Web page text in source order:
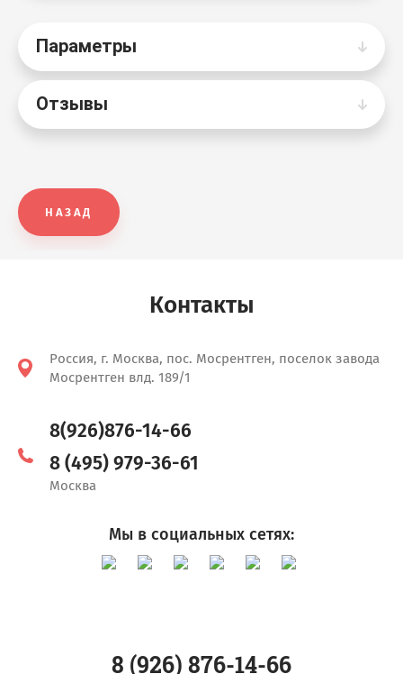
Параметры
Отзывы
НАЗАД
8 (926) 876-14-66
Контакты
Россия, г. Москва, пос. Мосрентген, поселок завода
Мосрентген влд. 189/1
8(926)876-14-66
8 (495) 979-36-61
Москва
Мы в социальных сетях: